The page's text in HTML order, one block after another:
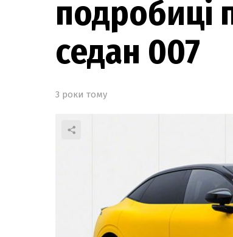
подробиці
седан 007
3 роки тому